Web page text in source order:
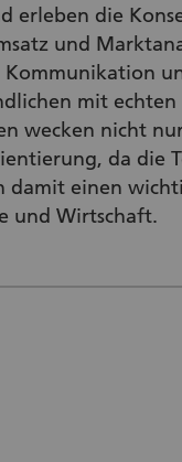
erleben die
und
mit
wecken nicht
da die
damit einen
und Wirtschaft.